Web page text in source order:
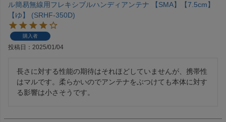
ル簡易無線用フレキシブルハンディアンテナ 【SMA】【7.5cm】
【ゆ】 (SRHF-350D)
購入者
投稿日 2025/01/04
長さに対する性能の期待はそれほどしていませんが、携帯性
はマルです。柔らかいのでアンテナをぶつけても本体に対す
る影響は小さそうです。